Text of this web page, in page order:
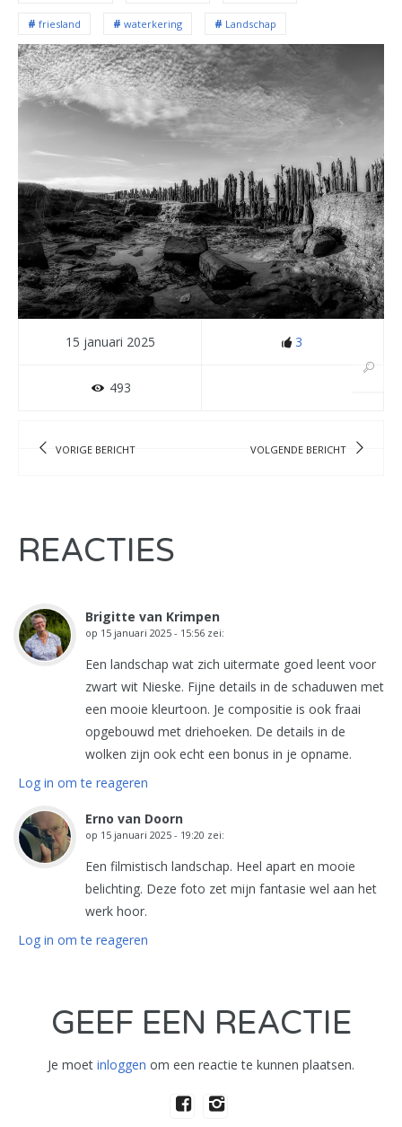
friesland waterkering Landschap
15 januari 2025 3
493
VORIGE BERICHT VOLGENDE BERICHT
REACTIES
Brigitte van Krimpen
op 15 januari 2025 - 15:56 zei:
Een landschap wat zich uitermate goed leent voor
zwart wit Nieske. Fijne details in de schaduwen met
een mooie kleurtoon. Je compositie is ook fraai
opgebouwd met driehoeken. De details in de
wolken zijn ook echt een bonus in je opname.
Log in om te reageren
Erno van Doorn
op 15 januari 2025 - 19:20 zei:
Een filmistisch landschap. Heel apart en mooie
belichting. Deze foto zet mijn fantasie wel aan het
werk hoor.
Log in om te reageren
GEEF EEN REACTIE
Je moet inloggen om een reactie te kunnen plaatsen.